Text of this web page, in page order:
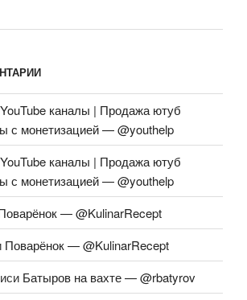
YouTube каналы | Продажа ютуб
с монетизацией — @youthelp
YouTube каналы | Продажа ютуб
с монетизацией — @youthelp
— @KulinarRecept
Поварёнок — @KulinarRecept
Батыров на вахте — @rbatyrov